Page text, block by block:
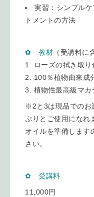
実習：シンプル
トメントの方法
✿ 教材 （受講料に
ローズの拭き取り
100％植物由来成
植物性最高級マ
※2と3は現品でのお
ぷりとご使用になれ
オイルを準備します
さい。
✿ 受講料
11,000円